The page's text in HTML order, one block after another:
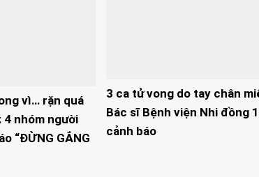
vì… rặn quá
4 nhóm người
“ĐỪNG GẮNG
3 ca tử vong do tay chân
Bác sĩ Bệnh viện Nhi đồng
cảnh báo